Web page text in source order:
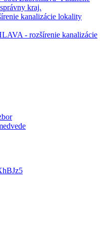
kraj.
kanalizácie lokality
- rozšírenie kanalizácie